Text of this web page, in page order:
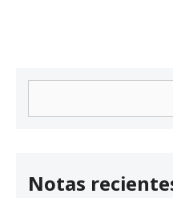
Notas